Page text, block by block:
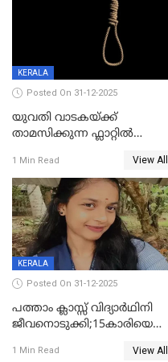
KERALA
Posted On 31-12-2025
യുവതി വാടകയ്ക്ക്
താമസിക്കുന്ന ഫ്ലാറ്റില്‍
സംഭവം കൈതപ്പൊയിലില്‍
1 Min Read View All
KERALA
Posted On 31-12-2025
പത്താം ക്ലാസ്സ് വിദ്യാര്‍ഥിനി
ജീവനൊടുക്കി;15കാരിയെ
കിടപ്പുമുറിയില്‍ തൂങ്ങി മരിച്ച
1 Min Read View All